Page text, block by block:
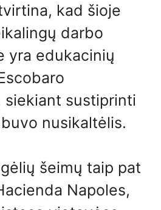
kad šioje
darbo
yra edukacinių
siekiant sustiprinti
nusikaltėlis.
šeimų taip pat
Napoles,